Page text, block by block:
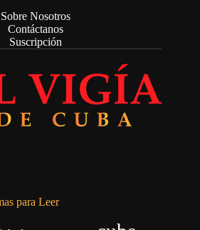
Sobre Nosotros
Contáctanos
Suscripción
para Leer